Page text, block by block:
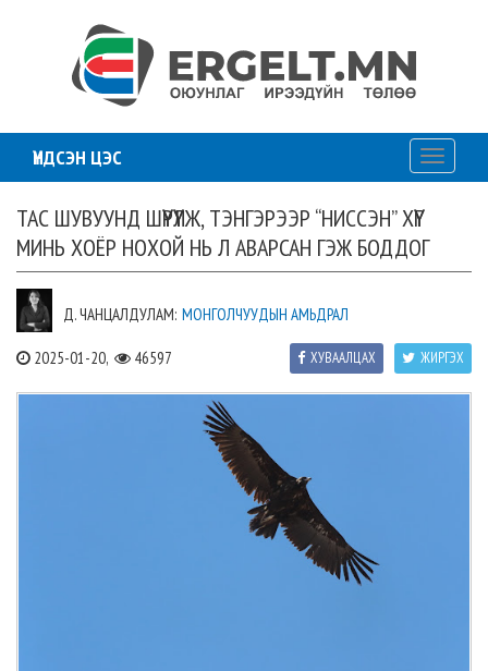
ҮНДСЭН ЦЭС
Toggle
ТАС ШУВУУНД ШҮҮРҮҮЛЖ, ТЭНГЭРЭЭР “НИССЭН” ХҮҮГ
МИНЬ ХОЁР НОХОЙ НЬ Л АВАРСАН ГЭЖ БОДДОГ
Д. ЧАНЦАЛДУЛАМ: МОНГОЛЧУУДЫН АМЬДРАЛ
2025-01-20, 46597 ЖИРГЭХ
ХУВААЛЦАХ